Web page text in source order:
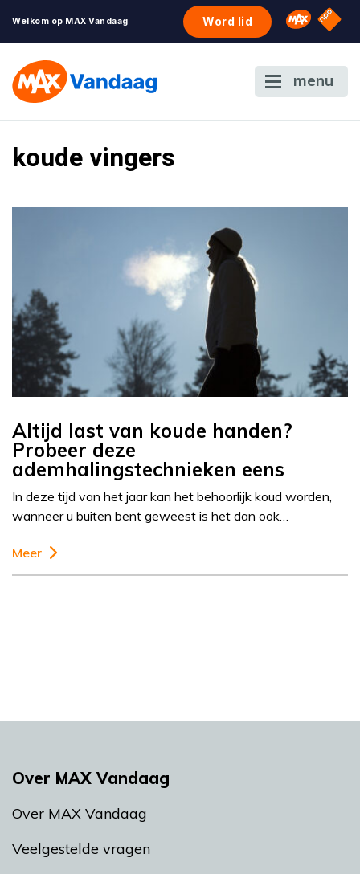
Welkom op MAX Vandaag Word lid Omroep
NPO
menu
koude vingers
Altijd last van koude handen?
Probeer deze
ademhalingstechnieken eens
In deze tijd van het jaar kan het behoorlijk koud worden,
wanneer u buiten bent geweest is het dan ook…
Meer
Over MAX Vandaag
Over MAX Vandaag
Veelgestelde vragen